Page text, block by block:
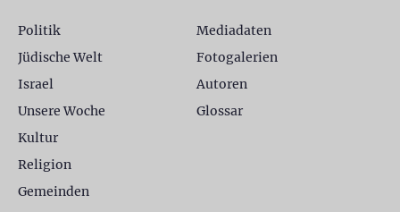
Politik
Jüdische Welt
Israel
Unsere Woche
Kultur
Religion
Gemeinden
Mediadaten
Fotogalerien
Autoren
Glossar